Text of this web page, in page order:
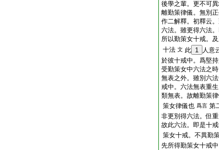
後學之輩。更不可
離勤策律儀。無別
作二解釋。初釋云
六法。雖更得六法
所以勤策女十戒。
十法 文 此 1
人意
於彼十戒中。爲堅
受勤策女中六法之
無表之外。雖別六
戒中。六法無表重
類無表。故離勤策
策女律儀也 爲言 第
非更別得六法。但
故此六法。即是十
策女十戒。不異勤
先所得勤策女十戒